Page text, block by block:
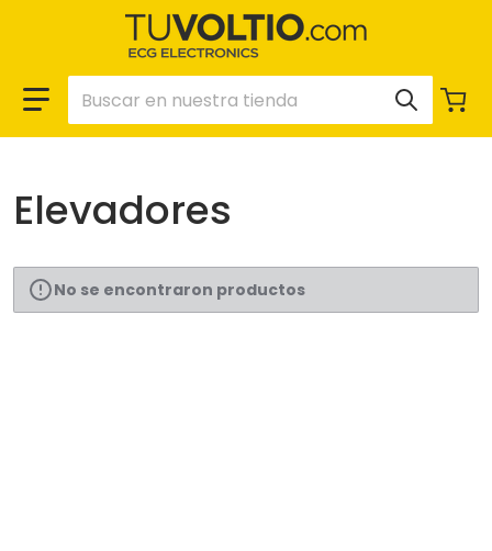
Buscar en nuestra tienda
Elevadores
No se encontraron productos